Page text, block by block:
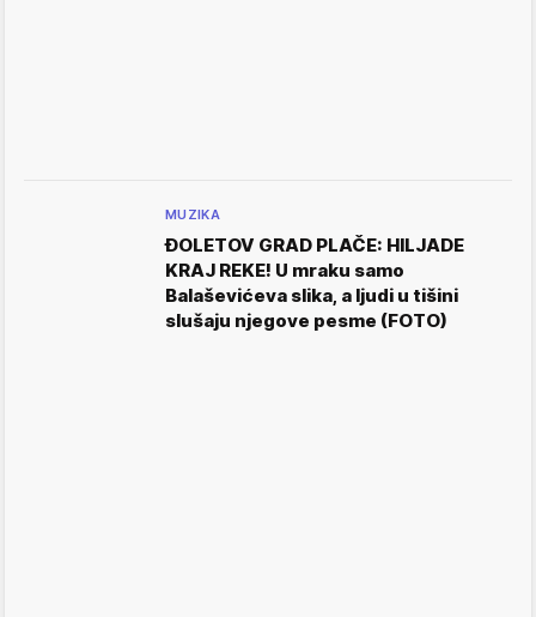
MUZIKA
ĐOLETOV GRAD PLAČE: HILJADE
KRAJ REKE! U mraku samo
Balaševićeva slika, a ljudi u tišini
slušaju njegove pesme (FOTO)